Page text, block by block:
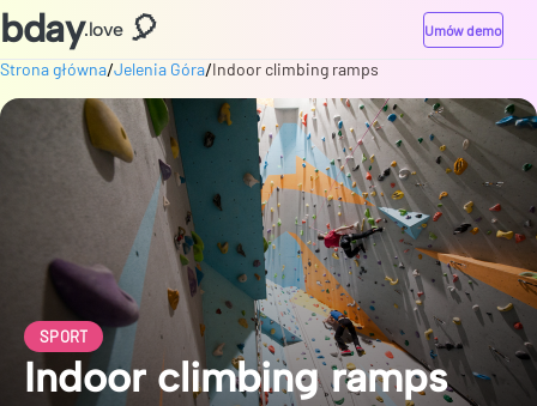
bday.love 🎈 Umów demo
Strona główna/Jelenia Góra/Indoor climbing ramps
SPORT
Indoor climbing ramps